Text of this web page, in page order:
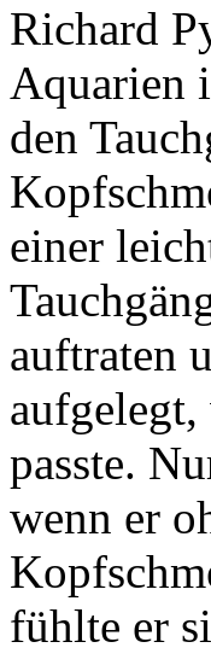
Richard
Aquarien
den
einer
auftraten
passte.
wenn er
fühlte er